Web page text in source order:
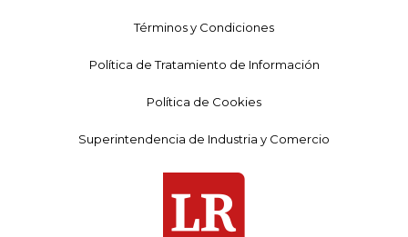
Términos y Condiciones
Política de Tratamiento de Información
Política de Cookies
Superintendencia de Industria y Comercio